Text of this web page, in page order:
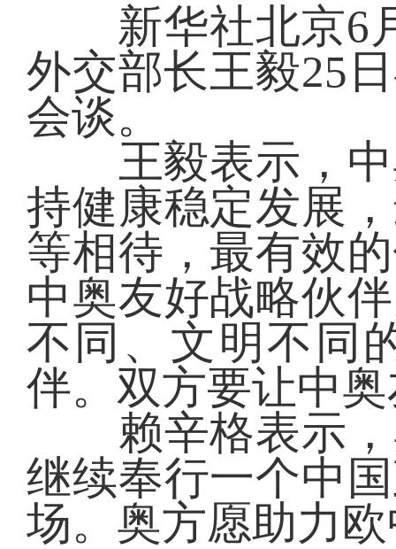
新华社北京6月
外交部长王毅25
会谈。
王毅表示，中
持健康稳定发展
等相待，最有效
中奥友好战略伙
不同、文明不同
伴。双方要让中
赖辛格表示，
继续奉行一个中
场。奥方愿助力